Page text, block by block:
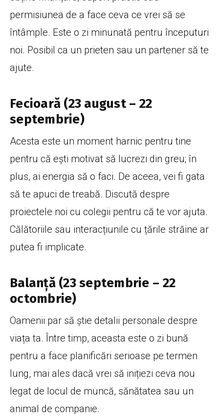
permisiunea de a face ceva ce vrei să se
întâmple. Este o zi minunată pentru începuturi
noi. Posibil ca un prieten sau un partener să te
ajute.
Fecioară (23 august – 22
septembrie)
Acesta este un moment harnic pentru tine
pentru că ești motivat să lucrezi din greu; în
plus, ai energia să o faci. De aceea, vei fi gata
să te apuci de treabă. Discută despre
proiectele noi cu colegii pentru că te vor ajuta.
Călătoriile sau interacțiunile cu țările străine ar
putea fi implicate.
Balanță (23 septembrie – 22
octombrie)
Oamenii par să știe detalii personale despre
viața ta. Între timp, aceasta este o zi bună
pentru a face planificări serioase pe termen
lung, mai ales dacă vrei să inițiezi ceva nou
legat de locul de muncă, sănătatea sau un
animal de companie.